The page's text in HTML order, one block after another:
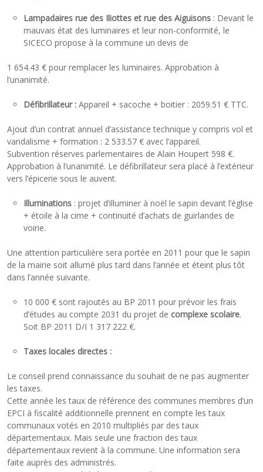
Lampadaires rue des Iliottes et rue des Aiguisons : Devant le
mauvais état des luminaires et leur non-conformité, le
SICECO propose à la commune un devis de
1 654.43 € pour remplacer les luminaires. Approbation à
l’unanimité.
Défibrillateur :Appareil + sacoche + boitier : 2059.51 € TTC.
Ajout d’un contrat annuel d’assistance technique y compris vol et
vandalisme + formation : 2 533.57 € avec l’appareil.
Subvention réserves parlementaires de Alain Houpert 598 €.
Approbation à l’unanimité. Le défibrillateur sera placé à l’extérieur
vers l’épicerie sous le auvent.
Illuminations : projet d’illuminer à noël le sapin devant l’église
+ étoile à la cime + continuité d’achats de guirlandes de
voirie.
Une attention particulière sera portée en 2011 pour que le sapin
de la mairie soit allumé plus tard dans l’année et éteint plus tôt
dans l’année suivante.
10 000 € sont rajoutés au BP 2011 pour prévoir les frais
d’études au compte 2031 du projet de complexe scolaire.
Soit BP 2011 D/I 1 317 222 €.
Taxes locales directes :
Le conseil prend connaissance du souhait de ne pas augmenter
les taxes.
Cette année les taux de référence des communes membres d’un
EPCI à fiscalité additionnelle prennent en compte les taux
communaux votés en 2010 multipliés par des taux
départementaux. Mais seule une fraction des taux
départementaux revient à la commune. Une information sera
faite auprès des administrés.